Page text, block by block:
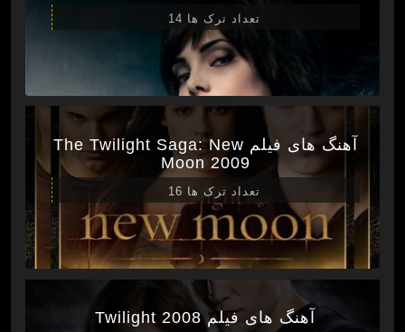
تعداد ترک ها 14
آهنگ های فیلم The Twilight Saga: New
Moon 2009
تعداد ترک ها 16
آهنگ های فیلم Twilight 2008